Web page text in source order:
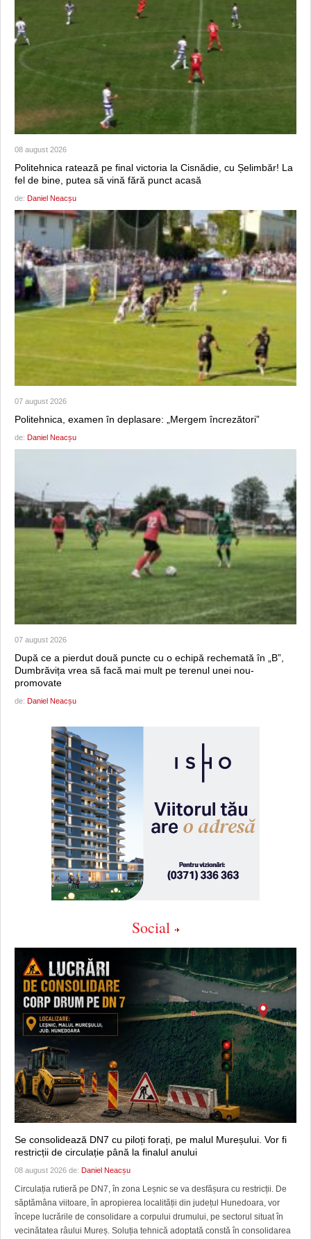
08 august 2026
Politehnica ratează pe final victoria la Cisnădie, cu Șelimbăr! La
fel de bine, putea să vină fără punct acasă
de: Daniel Neacșu
07 august 2026
Politehnica, examen în deplasare: „Mergem încrezători”
de: Daniel Neacșu
07 august 2026
După ce a pierdut două puncte cu o echipă rechemată în „B”,
Dumbrăvița vrea să facă mai mult pe terenul unei nou-
promovate
de: Daniel Neacșu
Social
Se consolidează DN7 cu piloți forați, pe malul Mureșului. Vor fi
restricții de circulație până la finalul anului
08 august 2026 de: Daniel Neacșu
Circulația rutieră pe DN7, în zona Leșnic se va desfășura cu restricții. De
săptămâna viitoare, în apropierea localității din județul Hunedoara, vor
începe lucrările de consolidare a corpului drumului, pe sectorul situat în
vecinătatea râului Mureș. Soluția tehnică adoptată constă în consolidarea